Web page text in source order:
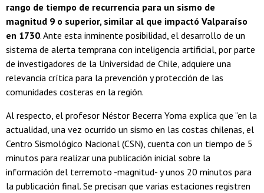
rango de tiempo de recurrencia para un sismo de
magnitud 9 o superior, similar al que impactó Valparaíso
en 1730. Ante esta inminente posibilidad, el desarrollo de un
sistema de alerta temprana con inteligencia artificial, por parte
de investigadores de la Universidad de Chile, adquiere una
relevancia crítica para la prevención y protección de las
comunidades costeras en la región.
Al respecto, el profesor Néstor Becerra Yoma explica que “en la
actualidad, una vez ocurrido un sismo en las costas chilenas, el
Centro Sismológico Nacional (CSN), cuenta con un tiempo de 5
minutos para realizar una publicación inicial sobre la
información del terremoto -magnitud- y unos 20 minutos para
la publicación final. Se precisan que varias estaciones registren